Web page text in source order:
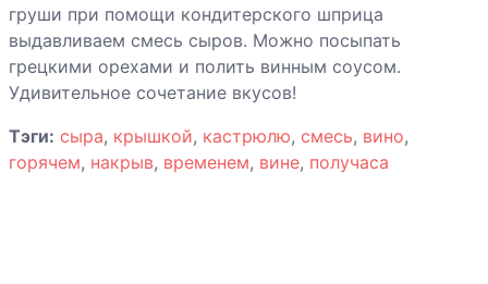
груши при помощи кондитерского шприца
выдавливаем смесь сыров. Можно посыпать
грецкими орехами и полить винным соусом.
Удивительное сочетание вкусов!
Тэги: сыра, крышкой, кастрюлю, смесь, вино,
горячем, накрыв, временем, вине, получаса